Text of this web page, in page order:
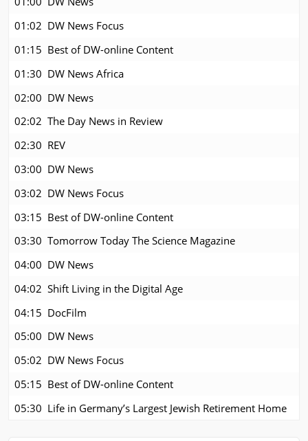
01:02 DW News Focus
01:15 Best of DW-online Content
01:30 DW News Africa
02:00 DW News
02:02 The Day News in Review
02:30 REV
03:00 DW News
03:02 DW News Focus
03:15 Best of DW-online Content
03:30 Tomorrow Today The Science Magazine
04:00 DW News
04:02 Shift Living in the Digital Age
04:15 DocFilm
05:00 DW News
05:02 DW News Focus
05:15 Best of DW-online Content
05:30 Life in Germany’s Largest Jewish Retirement Home